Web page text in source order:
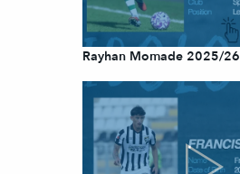
Rayhan Momade 2025/26